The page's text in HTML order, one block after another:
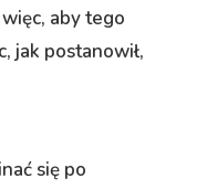
więc, aby tego
jak postanowił,
się po